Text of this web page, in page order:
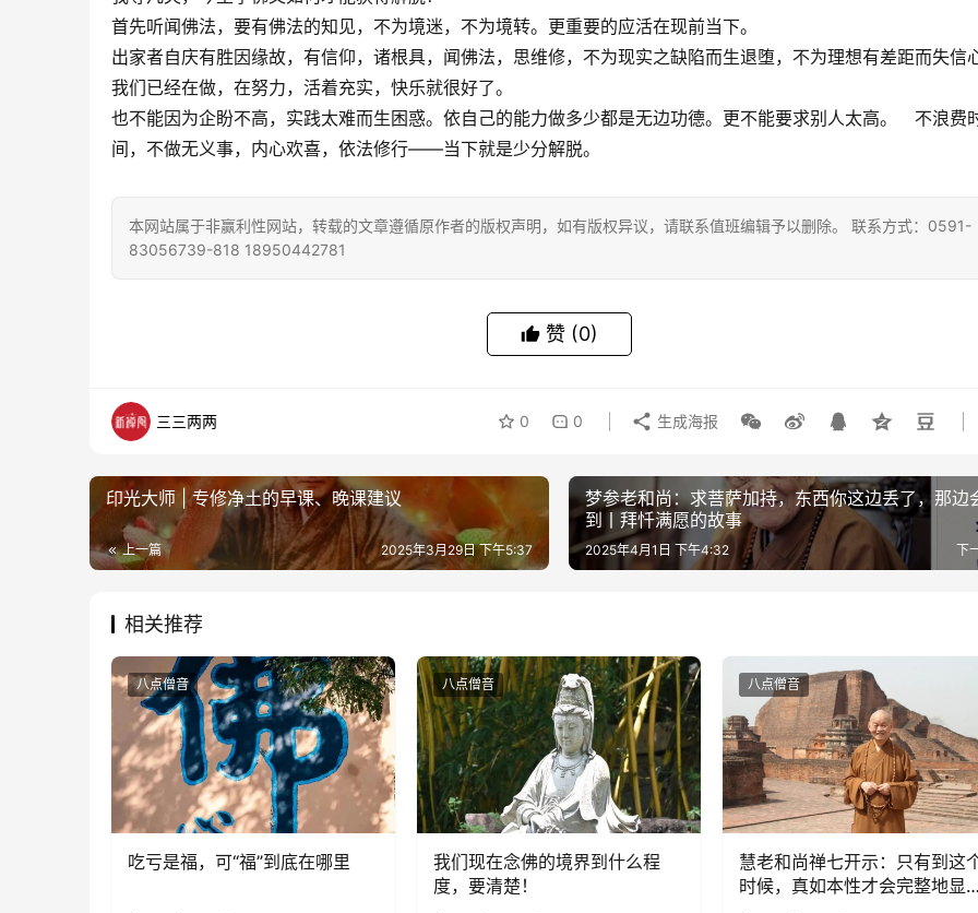
首先听闻佛法，要有佛法的知见，不为境迷，不为境转。更重要的应活在现前当下。
出家者自庆有胜因缘故，有信仰，诸根具，闻佛法，思维修，不为现实之缺陷而生退堕，不为理想有差距而失信
我们已经在做，在努力，活着充实，快乐就很好了。
也不能因为企盼不高，实践太难而生困惑。依自己的能力做多少都是无边功德。更不能要求别人太高。　不浪费
间，不做无义事，内心欢喜，依法修行——当下就是少分解脱。
本网站属于非赢利性网站，转载的文章遵循原作者的版权声明，如有版权异议，请联系值班编辑予以删除。 联系方式：0591-
83056739-818 18950442781
赞 (0)
三三两两 0 0 生成海报
印光大师 | 专修净土的早课、晚课建议
上一篇 2025年3月29日 下午5:37
梦参老和尚：求菩萨加持，东西你这边丢了，那边
到丨拜忏满愿的故事
下
2025年4月1日 下午4:32
相关推荐
八点僧音
吃亏是福，可“福”到底在哪里
八点僧音
我们现在念佛的境界到什么程
度，要清楚！
八点僧音
慧老和尚禅七开示：只有到这
时候，真如本性才会完整地显